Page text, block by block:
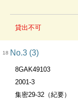
貸出不可
18 No.3 (3)
8GAK49103
2001-3
集密29-32（紀要）